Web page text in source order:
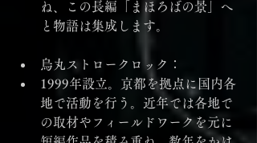
ね、この長編「まほろばの景」へ
と物語は集成します。
烏丸ストロークロック：
1999年設立。京都を拠点に国内各
地で活動を行う。近年では各地で
の取材やフィールドワークを元に